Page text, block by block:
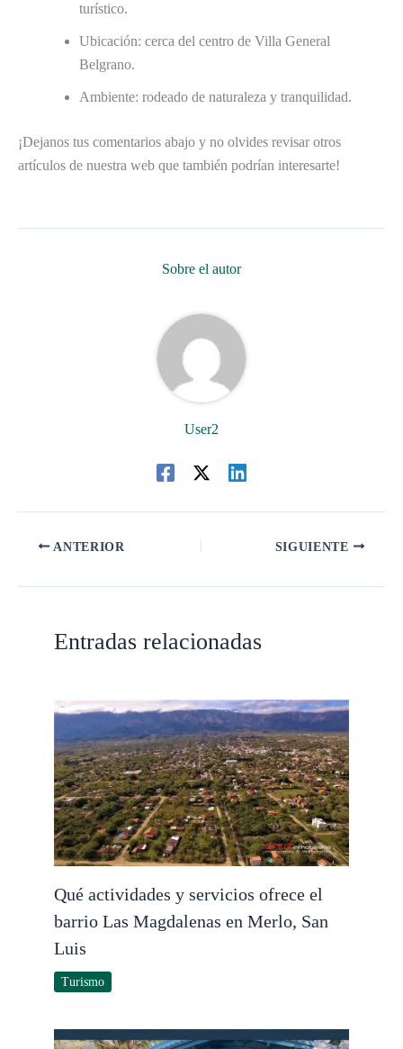
turístico.
Ubicación: cerca del centro de Villa General
Belgrano.
Ambiente: rodeado de naturaleza y tranquilidad.
¡Dejanos tus comentarios abajo y no olvides revisar otros
artículos de nuestra web que también podrían interesarte!
Sobre el autor
User2
ANTERIOR SIGUIENTE
Entradas relacionadas
Qué actividades y servicios ofrece el
barrio Las Magdalenas en Merlo, San
Luis
Turismo